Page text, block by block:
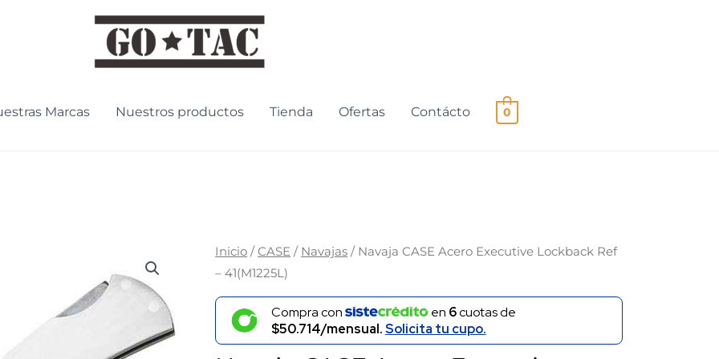
Marcas Nuestros productos Tienda Ofertas Contácto 0
Inicio /CASE / Navajas / Navaja CASE Acero Executive Lockback Ref
– 41(M1225L)
Compra con en 6cuotas de
$50.714/mensual.Solicita tu cupo.
El
original
El
actual
Navaja
CASE
Acero
Executive
Lockback